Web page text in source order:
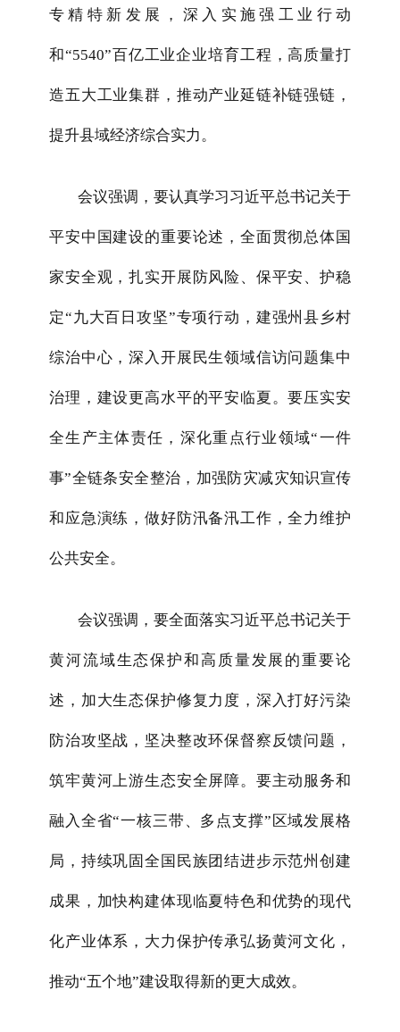
专精特新发展，深入实施强工业行动
和“5540”百亿工业企业培育工程，高质量打
造五大工业集群，推动产业延链补链强链，
提升县域经济综合实力。
会议强调，要认真学习习近平总书记关于
平安中国建设的重要论述，全面贯彻总体国
家安全观，扎实开展防风险、保平安、护稳
定“九大百日攻坚”专项行动，建强州县乡村
综治中心，深入开展民生领域信访问题集中
治理，建设更高水平的平安临夏。要压实安
全生产主体责任，深化重点行业领域“一件
事”全链条安全整治，加强防灾减灾知识宣传
和应急演练，做好防汛备汛工作，全力维护
公共安全。
会议强调，要全面落实习近平总书记关于
黄河流域生态保护和高质量发展的重要论
述，加大生态保护修复力度，深入打好污染
防治攻坚战，坚决整改环保督察反馈问题，
筑牢黄河上游生态安全屏障。要主动服务和
融入全省“一核三带、多点支撑”区域发展格
局，持续巩固全国民族团结进步示范州创建
成果，加快构建体现临夏特色和优势的现代
化产业体系，大力保护传承弘扬黄河文化，
推动“五个地”建设取得新的更大成效。